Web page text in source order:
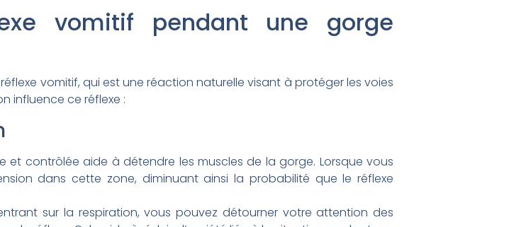
vomitif pendant une gorge
vomitif, qui est une réaction naturelle visant à protéger les voies
influence ce réflexe :
et contrôlée aide à détendre les muscles de la gorge. Lorsque vous
dans cette zone, diminuant ainsi la probabilité que le réflexe
sur la respiration, vous pouvez détourner votre attention des